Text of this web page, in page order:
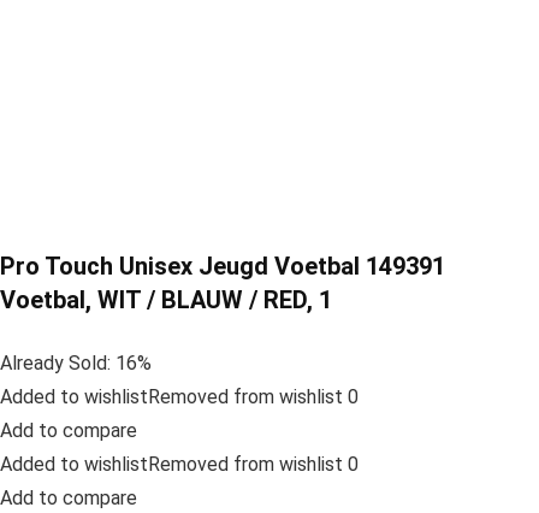
Pro Touch Unisex Jeugd Voetbal 149391
Voetbal, WIT / BLAUW / RED, 1
Already Sold: 16%
Added to wishlistRemoved from wishlist 0
Add to compare
Added to wishlistRemoved from wishlist 0
Add to compare